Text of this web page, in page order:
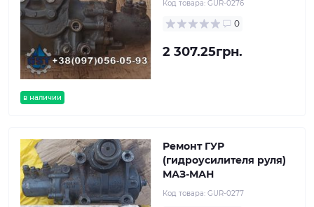
в наличии
Код товара: GUR-0276
0
2 307.25грн.
Ремонт ГУР
(гидроусилителя руля)
МАЗ-МАН
Код товара: GUR-0277